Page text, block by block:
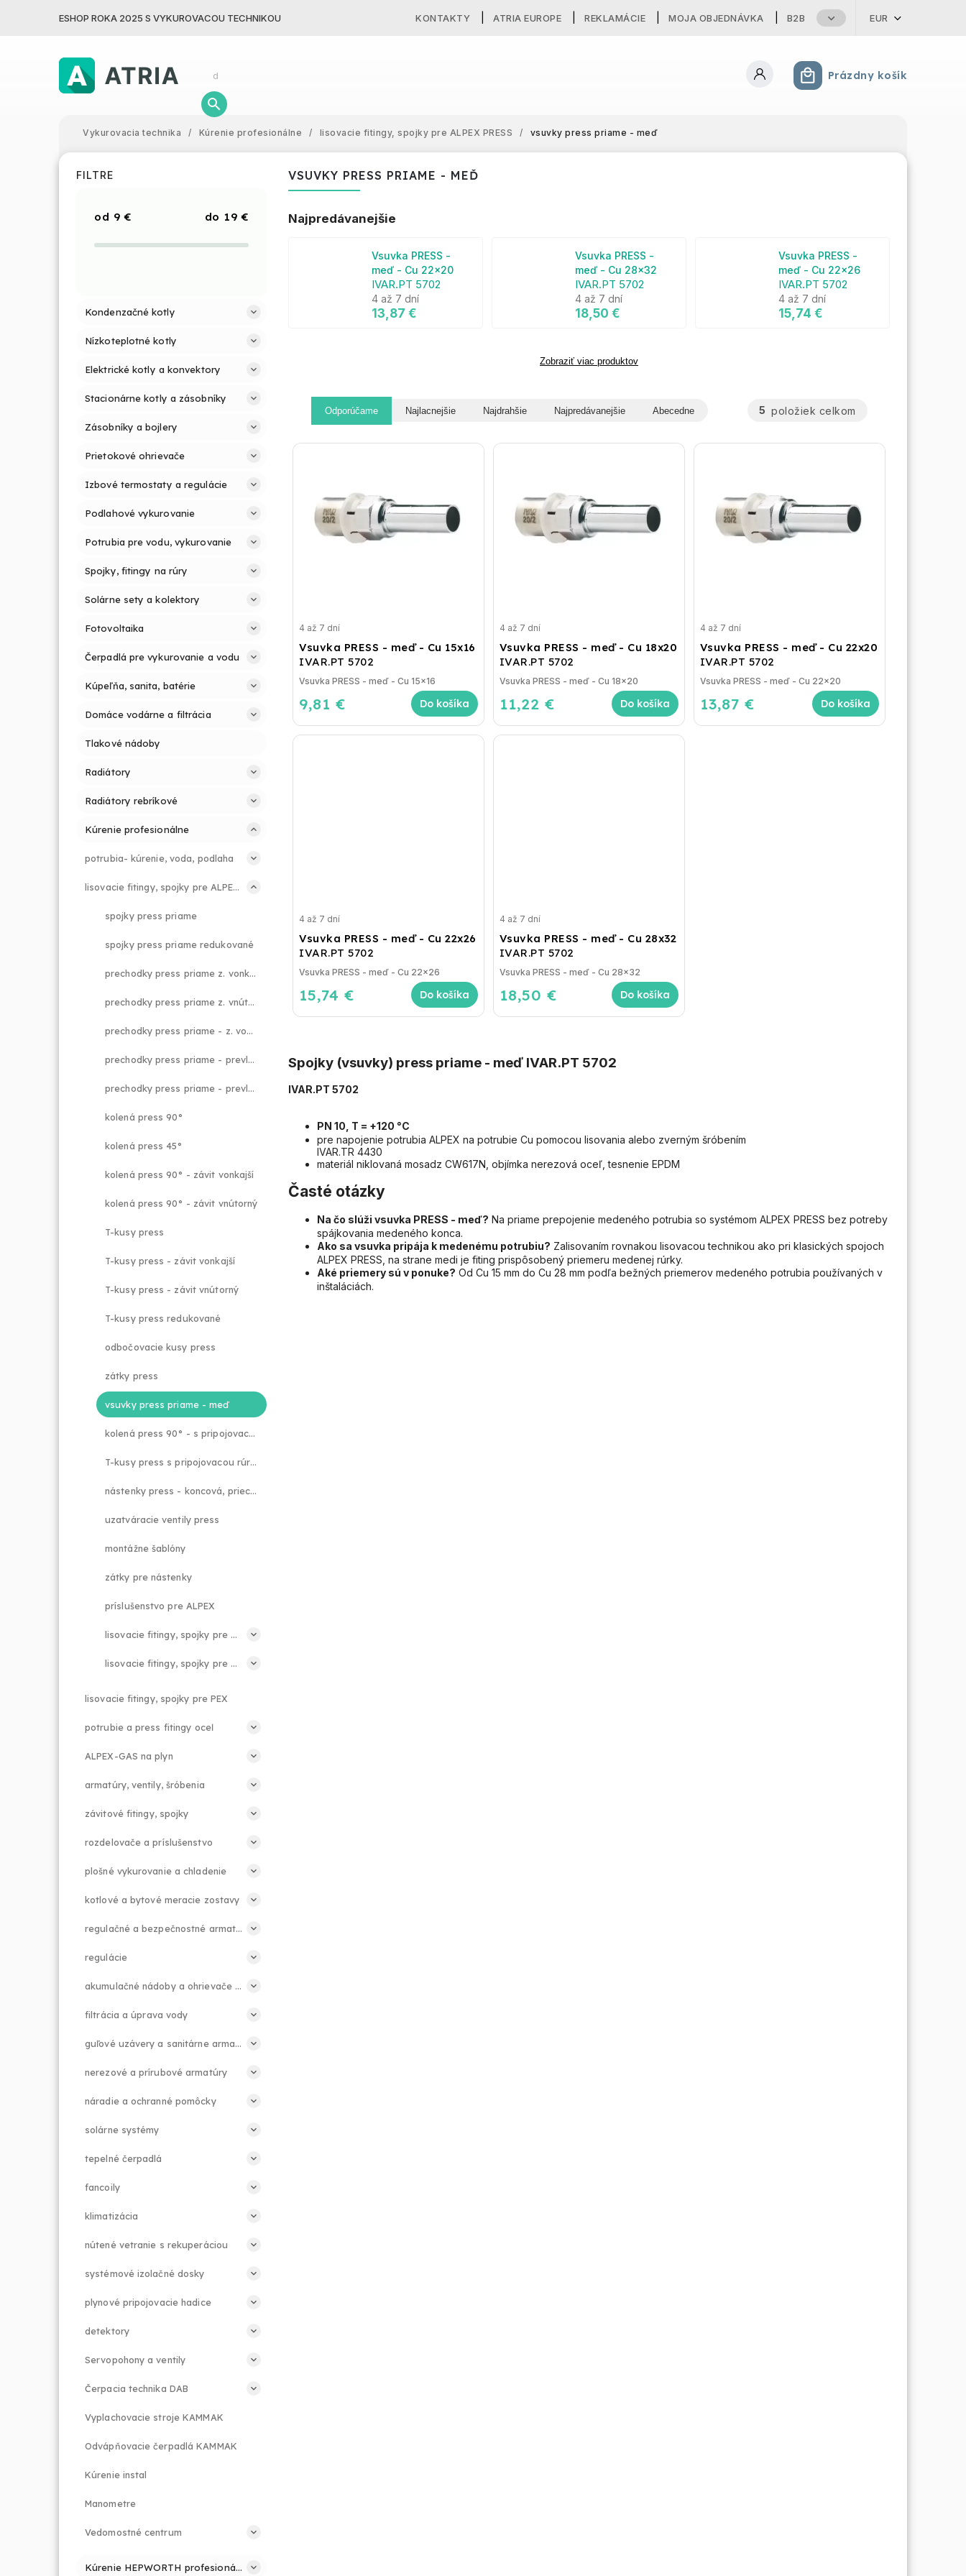
ESHOP ROKA 2025 S VYKUROVACOU TECHNIKOU KONTAKTY ATRIA EUROPE REKLAMÁCIE MOJA OBJEDNÁVKA B2B EUR
Nákupný košík
Prázdny košík
Vykurovacia technika / Kúrenie profesionálne / lisovacie fitingy, spojky pre ALPEX PRESS / vsuvky press priame - meď
FILTRE
9 € 19 €
Kondenzačné kotly
Nízkoteplotné kotly
Elektrické kotly a konvektory
Stacionárne kotly a zásobníky
Zásobníky a bojlery
Prietokové ohrievače
Izbové termostaty a regulácie
Podlahové vykurovanie
Potrubia pre vodu, vykurovanie
Spojky, fitingy na rúry
Solárne sety a kolektory
Fotovoltaika
Čerpadlá pre vykurovanie a vodu
Kúpeľňa, sanita, batérie
Domáce vodárne a filtrácia
Tlakové nádoby
Radiátory
Radiátory rebríkové
Kúrenie profesionálne
potrubia- kúrenie, voda, podlaha
lisovacie fitingy, spojky pre ALPEX PRESS
spojky press priame
spojky press priame redukované
prechodky press priame z. vonkajší
prechodky press priame z. vnútorný
prechodky press priame - z. vonkajší s O-krúžkom
prechodky press priame - prevlečná matica EK
prechodky press priame - prevlečná matica
kolená press 90°
kolená press 45°
kolená press 90° - závit vonkajší
kolená press 90° - závit vnútorný
T-kusy press
T-kusy press - závit vonkajší
T-kusy press - závit vnútorný
T-kusy press redukované
odbočovacie kusy press
zátky press
vsuvky press priame - meď
kolená press 90° - s pripojovacou rúrkou
T-kusy press s pripojovacou rúrkou
nástenky press - koncová, priechodná
uzatváracie ventily press
montážne šablóny
zátky pre nástenky
príslušenstvo pre ALPEX
lisovacie fitingy, spojky pre ALPEX PRESS - PPSU
lisovacie fitingy, spojky pre ALPEX PUSH - PPSU
lisovacie fitingy, spojky pre PEX
potrubie a press fitingy oceľ
ALPEX-GAS na plyn
armatúry, ventily, šróbenia
závitové fitingy, spojky
rozdelovače a príslušenstvo
plošné vykurovanie a chladenie
kotlové a bytové meracie zostavy
regulačné a bezpečnostné armatúry
regulácie
akumulačné nádoby a ohrievače teplej vody
filtrácia a úprava vody
guľové uzávery a sanitárne armatúry
nerezové a prírubové armatúry
náradie a ochranné pomôcky
solárne systémy
tepelné čerpadlá
fancoily
klimatizácia
nútené vetranie s rekuperáciou
systémové izolačné dosky
plynové pripojovacie hadice
detektory
Servopohony a ventily
Čerpacia technika DAB
Vyplachovacie stroje KAMMAK
Odvápňovacie čerpadlá KAMMAK
Kúrenie instal
Manometre
Vedomostné centrum
Kúrenie HEPWORTH profesionálne a jednoducho
VSUVKY PRESS PRIAME - MEĎ
Najpredávanejšie
Vsuvka PRESS -
meď - Cu 22x20
IVAR.PT 5702
4 až 7 dní
13,87 €
Vsuvka PRESS -
meď - Cu 28x32
IVAR.PT 5702
4 až 7 dní
18,50 €
Vsuvka PRESS -
meď - Cu 22x26
IVAR.PT 5702
4 až 7 dní
15,74 €
Zobraziť viac produktov
Odporúčame Najlacnejšie Najdrahšie Najpredávanejšie Abecedne 5 položiek celkom
Vsuvka PRESS - meď - Cu 15x16
IVAR.PT 5702
4 až 7 dní
9,81 € Do košíka
Vsuvka PRESS - meď - Cu 15x16
Vsuvka PRESS - meď - Cu 18x20
IVAR.PT 5702
4 až 7 dní
11,22 € Do košíka
Vsuvka PRESS - meď - Cu 18x20
Vsuvka PRESS - meď - Cu 22x20
IVAR.PT 5702
4 až 7 dní
13,87 € Do košíka
Vsuvka PRESS - meď - Cu 22x20
Vsuvka PRESS - meď - Cu 22x26
IVAR.PT 5702
4 až 7 dní
15,74 € Do košíka
Vsuvka PRESS - meď - Cu 22x26
Vsuvka PRESS - meď - Cu 28x32
IVAR.PT 5702
4 až 7 dní
18,50 € Do košíka
Vsuvka PRESS - meď - Cu 28x32
Spojky (vsuvky) press priame - meď IVAR.PT 5702
IVAR.PT 5702
PN 10, T = +120 °C
pre napojenie potrubia ALPEX na potrubie Cu pomocou lisovania alebo zverným šróbením
IVAR.TR 4430
materiál niklovaná mosadz CW617N, objímka nerezová oceľ, tesnenie EPDM
Časté otázky
Na čo slúži vsuvka PRESS - meď? Na priame prepojenie medeného potrubia so systémom ALPEX PRESS bez potreby
spájkovania medeného konca.
Ako sa vsuvka pripája k medenému potrubiu? Zalisovaním rovnakou lisovacou technikou ako pri klasických spojoch
ALPEX PRESS, na strane medi je fiting prispôsobený priemeru medenej rúrky.
Aké priemery sú v ponuke? Od Cu 15 mm do Cu 28 mm podľa bežných priemerov medeného potrubia používaných v
inštaláciách.